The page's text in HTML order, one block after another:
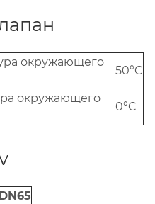
окружающего
50°C
окружающего
0°C
DN65